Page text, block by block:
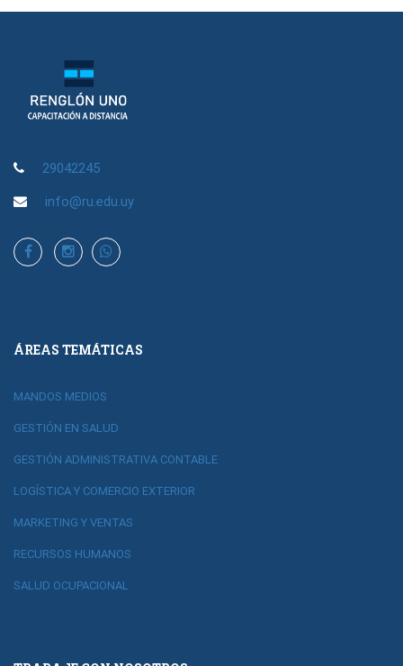
29042245
info@ru.edu.uy
ÁREAS TEMÁTICAS
MANDOS MEDIOS
GESTIÓN EN SALUD
GESTIÓN ADMINISTRATIVA CONTABLE
LOGÍSTICA Y COMERCIO EXTERIOR
MARKETING Y VENTAS
RECURSOS HUMANOS
SALUD OCUPACIONAL